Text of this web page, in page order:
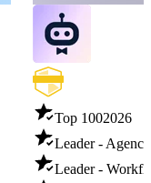
Top 1002026
Leader -
Leader -